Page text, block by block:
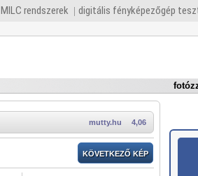
MILC rendszerek digitális fényképezőgép
4,06
mutty.hu
KÖVETKEZŐ KÉP